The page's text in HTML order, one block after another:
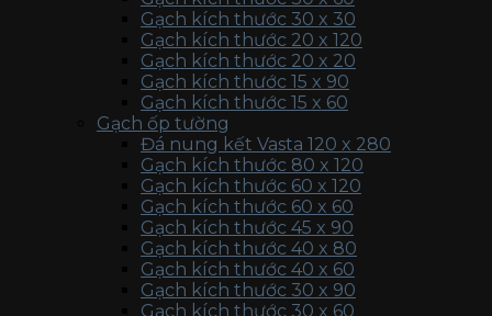
Gạch kích thước 30 x 30
Gạch kích thước 20 x 120
Gạch kích thước 20 x 20
Gạch kích thước 15 x 90
Gạch kích thước 15 x 60
Gạch ốp tường
Đá nung kết Vasta 120 x 280
Gạch kích thước 80 x 120
Gạch kích thước 60 x 120
Gạch kích thước 60 x 60
Gạch kích thước 45 x 90
Gạch kích thước 40 x 80
Gạch kích thước 40 x 60
Gạch kích thước 30 x 90
Gạch kích thước 30 x 60